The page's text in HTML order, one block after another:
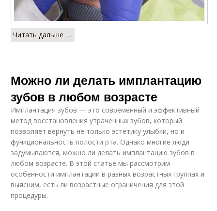
Читать дальше →
Можно ли делать имплантацию
зубов в любом возрасте
Имплантация зубов — это современный и эффективный
метод восстановления утраченных зубов, который
позволяет вернуть не только эстетику улыбки, но и
функциональность полости рта. Однако многие люди
задумываются, можно ли делать имплантацию зубов в
любом возрасте. В этой статье мы рассмотрим
особенности имплантации в разных возрастных группах и
выясним, есть ли возрастные ограничения для этой
процедуры.